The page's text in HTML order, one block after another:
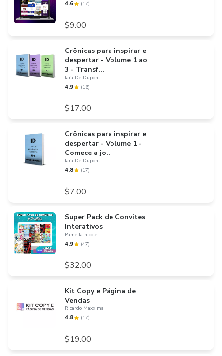
4.6 (17)
$9.00
Crônicas para inspirar e
despertar - Volume 1 ao
3 - Transf...
Iara De Dupont
4.9 (16)
$17.00
Crônicas para inspirar e
despertar - Volume 1 -
Comece a jo...
Iara De Dupont
4.8 (17)
$7.00
Super Pack de Convites
Interativos
Pamella nicole
4.9 (47)
$32.00
Kit Copy e Página de
Vendas
Ricardo Maxxima
4.8 (17)
$19.00